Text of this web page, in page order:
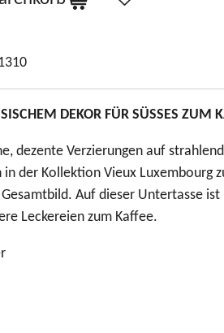
DEKOR FÜR SÜSSES ZUM
dezente Verzierungen auf
in der Kollektion Vieux Luxembourg
Auf dieser Untertasse ist
Leckereien zum Kaffee.